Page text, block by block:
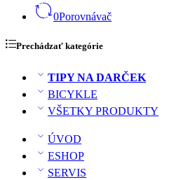
0Porovnávač
Prechádzať kategórie
TIPY NA DARČEK
BICYKLE
VŠETKY PRODUKTY
ÚVOD
ESHOP
SERVIS